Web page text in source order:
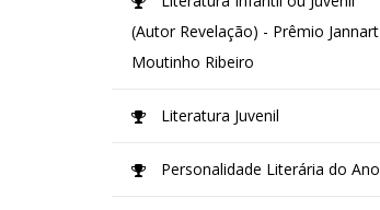
(Autor Revelação) - Prêmio Jannart
Moutinho Ribeiro
Literatura Juvenil
Personalidade Literária do Ano